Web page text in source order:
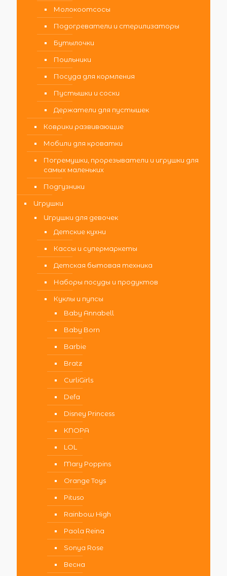
Молокоотсосы
Подогреватели и стерилизаторы
Бутылочки
Поильники
Посуда для кормления
Пустышки и соски
Держатели для пустышек
Коврики развивающие
Мобили для кроватки
Погремушки, прорезыватели и игрушки для
самых маленьких
Подгузники
Игрушки
Игрушки для девочек
Детские кухни
Кассы и супермаркеты
Детская бытовая техника
Наборы посуды и продуктов
Куклы и пупсы
Baby Annabell
Baby Born
Barbie
Bratz
CurliGirls
Defa
Disney Princess
KNOPA
LOL
Mary Poppins
Orange Toys
Pituso
Rainbow High
Paola Reina
Sonya Rose
Весна